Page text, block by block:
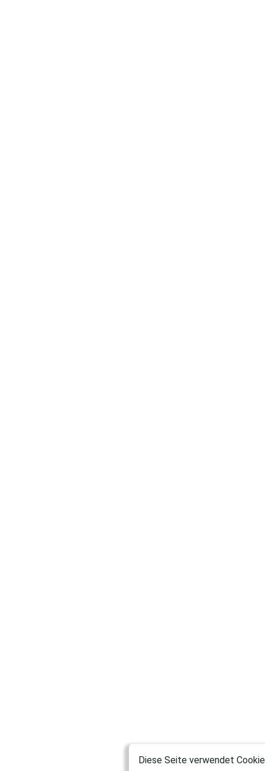
Diese Seite verwendet